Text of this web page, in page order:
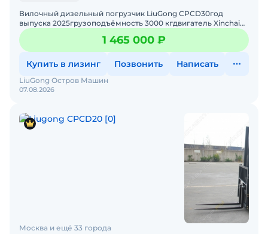
Вилочный дизельный погрузчик LiuGong CPCD30год
выпуска 2025грузоподъёмность 3000 кгдвигатель Xinchai
NC485BPGмачта двухсекционная высота подъёма 3,0
мЗаводская
1 465 000 ₽
Купить в лизинг Позвонить Написать
07.08.2026
LiuGong Остров Машин
Москва и ещё 33 города